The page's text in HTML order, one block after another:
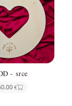
- srce
€